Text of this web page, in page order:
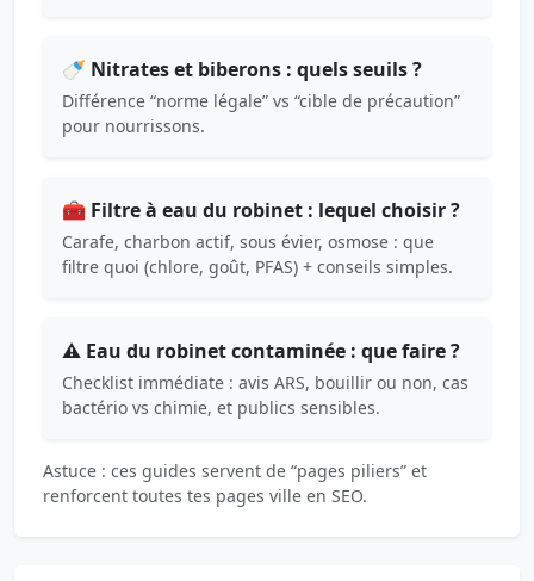
🍼 Nitrates et biberons : quels seuils ?
Différence “norme légale” vs “cible de précaution”
pour nourrissons.
🧰 Filtre à eau du robinet : lequel choisir ?
Carafe, charbon actif, sous évier, osmose : que
filtre quoi (chlore, goût, PFAS) + conseils simples.
⚠️ Eau du robinet contaminée : que faire ?
Checklist immédiate : avis ARS, bouillir ou non, cas
bactério vs chimie, et publics sensibles.
Astuce : ces guides servent de “pages piliers” et
renforcent toutes tes pages ville en SEO.